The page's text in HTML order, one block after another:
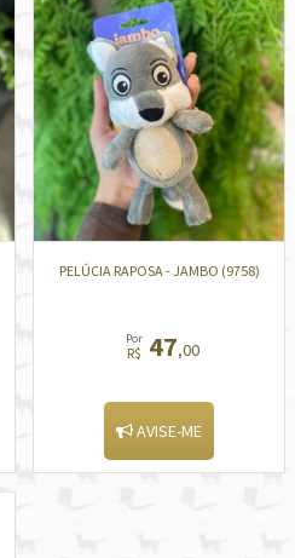
PELÚCIA RAPOSA - JAMBO (9758)
Por
R$ 47,00
AVISE-ME